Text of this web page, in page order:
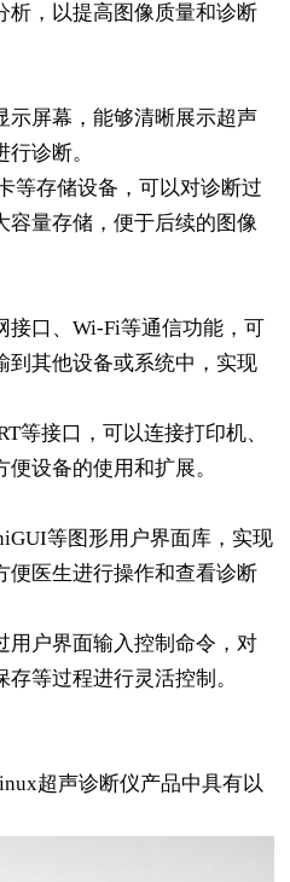
析，以提高图像质量和诊断
示屏幕，能够清晰展示超声
诊断。
等存储设备，可以对诊断过
容量存储，便于后续的图像
接口、Wi-Fi等通信功能，可
到其他设备或系统中，实现
等接口，可以连接打印机、
设备的使用和扩展。
等图形用户界面库，实现
便医生进行操作和查看诊断
用户界面输入控制命令，对
等过程进行灵活控制。
超声诊断仪产品中具有以